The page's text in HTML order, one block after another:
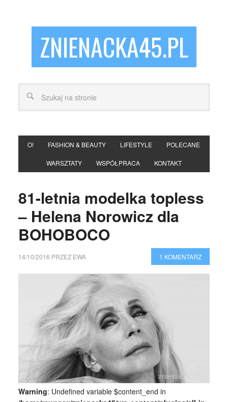
ZNIENACKA45.PL
O! FASHION & BEAUTY LIFESTYLE POLECANE
WARSZTATY WSPÓŁPRACA KONTAKT
81-letnia modelka topless
– Helena Norowicz dla
BOHOBOCO
14/10/2016 PRZEZ EWA 1 KOMENTARZ
Warning: Undefined variable $content_end in